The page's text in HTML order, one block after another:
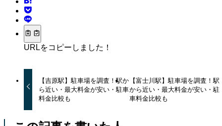
URLをコピーしました！
【吉原駅】駐車場を調査！駅か
ら近い・最大料金が安い・駐車
料金比較も
【富士川駅】駐車場を調査！駅
から近い・最大料金が安い・駐
車料金比較も